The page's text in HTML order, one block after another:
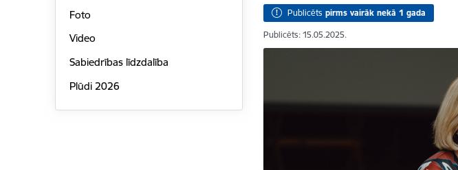
Foto
Video
Sabiedrības līdzdalība
Plūdi 2026
Publicēts pirms vairāk nekā 1 gada
Publicēts: 15.05.2025.